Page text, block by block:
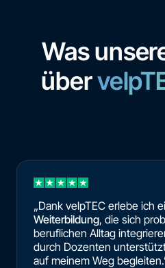
Was
über
„Dank velpTEC erlebe ich
Weiterbildung, die sich
beruflichen Alltag
durch Dozenten
auf meinem Weg